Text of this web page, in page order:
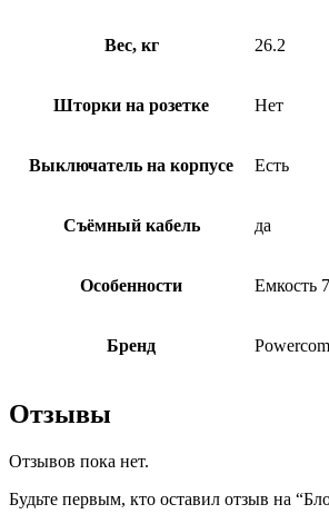
Вес, кг 26.2
Шторки на розетке Нет
Выключатель на корпусе Есть
Съёмный кабель да
Особенности Емкость
Бренд Powercom
Отзывы
Отзывов пока нет.
Будьте первым, кто оставил отзыв на